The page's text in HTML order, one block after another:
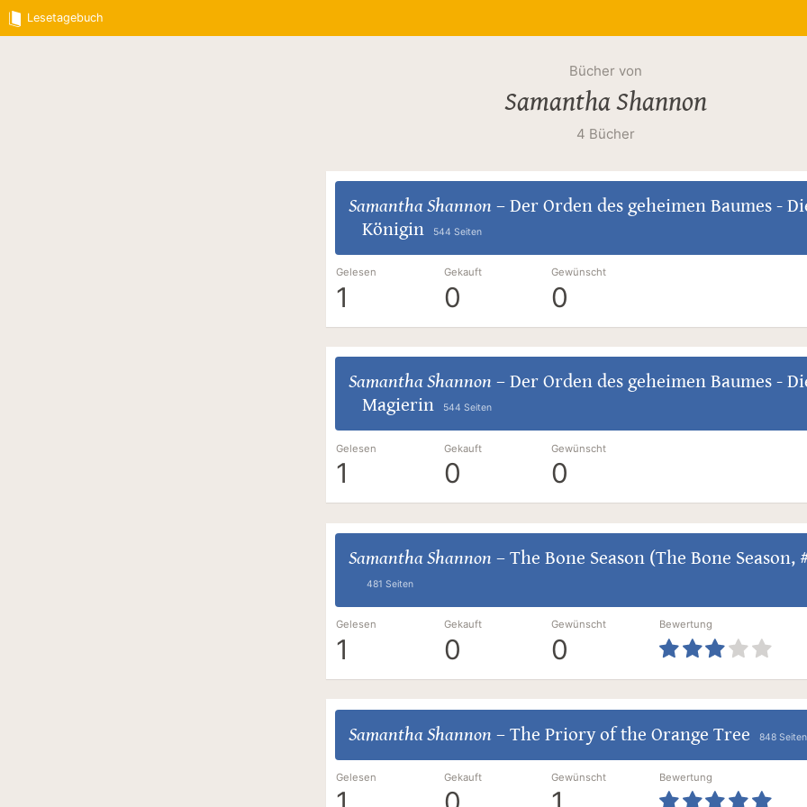
Lesetagebuch
Bücher von
Samantha Shannon
4 Bücher
Samantha Shannon – Der Orden des geheimen Baumes -
Königin
544 Seiten
Gelesen
1
Gekauft
0
Gewünscht
0
Samantha Shannon – Der Orden des geheimen Baumes -
Magierin
544 Seiten
Gelesen
1
Gekauft
0
Gewünscht
0
Samantha Shannon – The Bone Season (The Bone Season,
481 Seiten
Gelesen
1
Gekauft
0
Gewünscht
0
Bewertung
Samantha Shannon – The Priory of the Orange Tree 848 Seiten
Gelesen Gekauft Gewünscht Bewertung